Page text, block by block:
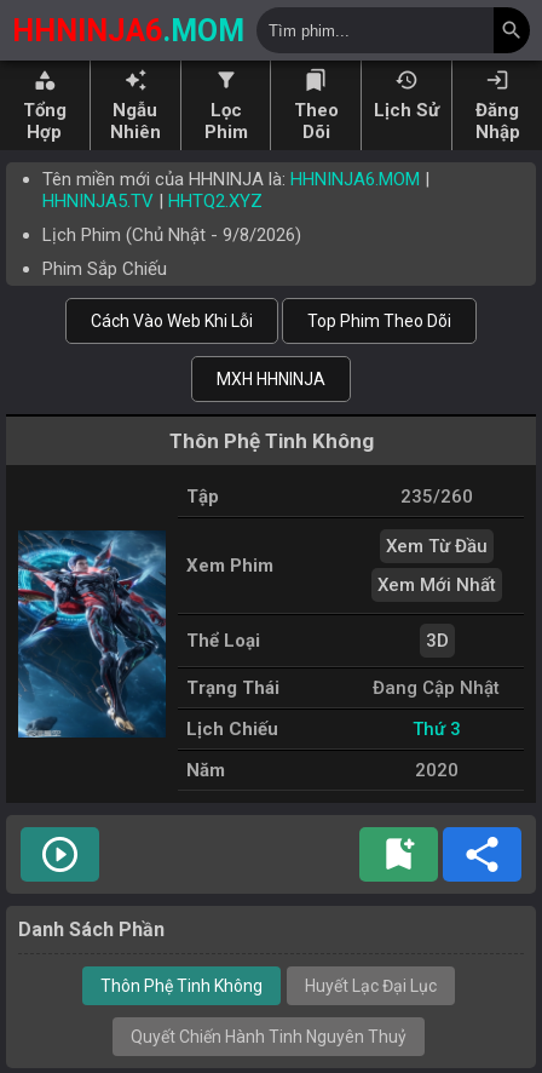
HHNINJA6.MOM search
category
Tổng
Hợp
auto_awesome
Ngẫu
Nhiên
filter_alt
Lọc
Phim
bookmarks
Theo
Dõi
history
Lịch Sử
login
Đăng
Nhập
Tên miền mới của HHNINJA là: HHNINJA6.MOM |
HHNINJA5.TV | HHTQ2.XYZ
Lịch Phim (Chủ Nhật - 9/8/2026)
Phim Sắp Chiếu
Cách Vào Web Khi Lỗi Top Phim Theo Dõi
MXH HHNINJA
Thôn Phệ Tinh Không
Tập 235/260
Xem Phim
Xem Từ Đầu
Xem Mới Nhất
Thể Loại 3D
Trạng Thái
Đang Cập Nhật
Lịch Chiếu
Thứ 3
Năm
2020
play_circle_outline bookmark_add share
Danh Sách Phần
Thôn Phệ Tinh Không Huyết Lạc Đại Lục
Quyết Chiến Hành Tinh Nguyên Thuỷ